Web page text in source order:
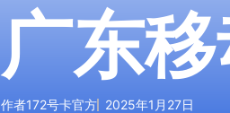
广东
作者172号卡官方 2025年1月27日